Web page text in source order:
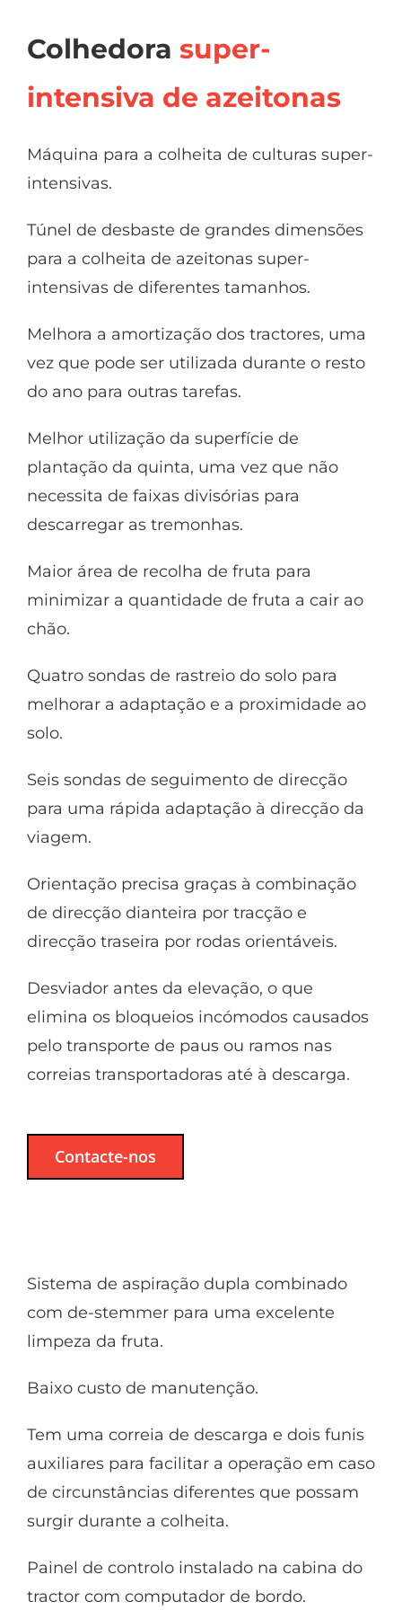
Colhedora super-
intensiva de azeitonas
Máquina para a colheita de culturas super-
intensivas.
Túnel de desbaste de grandes dimensões
para a colheita de azeitonas super-
intensivas de diferentes tamanhos.
Melhora a amortização dos tractores, uma
vez que pode ser utilizada durante o resto
do ano para outras tarefas.
Melhor utilização da superfície de
plantação da quinta, uma vez que não
necessita de faixas divisórias para
descarregar as tremonhas.
Maior área de recolha de fruta para
minimizar a quantidade de fruta a cair ao
chão.
Quatro sondas de rastreio do solo para
melhorar a adaptação e a proximidade ao
solo.
Seis sondas de seguimento de direcção
para uma rápida adaptação à direcção da
viagem.
Orientação precisa graças à combinação
de direcção dianteira por tracção e
direcção traseira por rodas orientáveis.
Desviador antes da elevação, o que
elimina os bloqueios incómodos causados
pelo transporte de paus ou ramos nas
correias transportadoras até à descarga.
Contacte-nos
Sistema de aspiração dupla combinado
com de-stemmer para uma excelente
limpeza da fruta.
Baixo custo de manutenção.
Tem uma correia de descarga e dois funis
auxiliares para facilitar a operação em caso
de circunstâncias diferentes que possam
surgir durante a colheita.
Painel de controlo instalado na cabina do
tractor com computador de bordo.